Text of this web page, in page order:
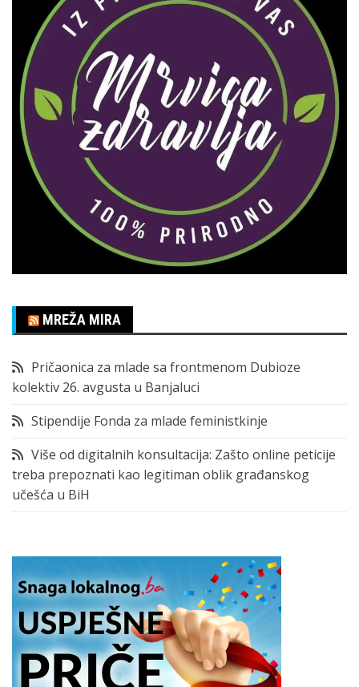
MREŽA MIRA
Pričaonica za mlade sa frontmenom Dubioze
kolektiv 26. avgusta u Banjaluci
Stipendije Fonda za mlade feministkinje
Više od digitalnih konsultacija: Zašto online peticije
treba prepoznati kao legitiman oblik građanskog
učešća u BiH